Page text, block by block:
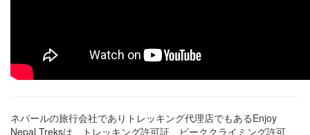
ネパールの旅行会社でありトレッキング代理店でもあるEnjoy
Nepal Treksは、トレッキング許可証、ピーククライミング許可